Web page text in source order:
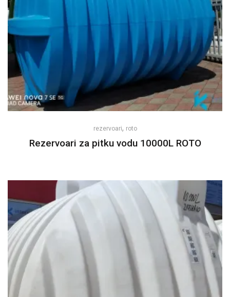
rezervoari, roto
Rezervoari za pitku vodu 10000L ROTO